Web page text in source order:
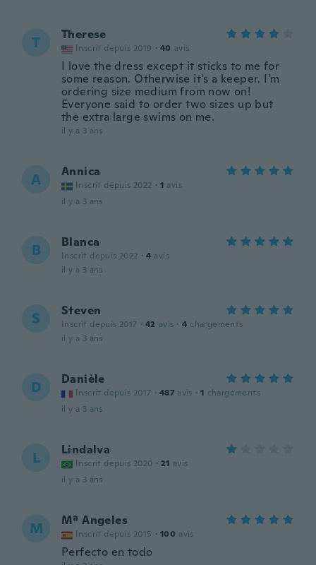
T Therese
Inscrit depuis 2019 · 40 avis
I love the dress except it sticks to me for
some reason. Otherwise it's a keeper. I'm
ordering size medium from now on!
Everyone said to order two sizes up but
the extra large swims on me.
il y a 3 ans
A Annica
Inscrit depuis 2022 · 1 avis
il y a 3 ans
B Blanca
Inscrit depuis 2022 · 4 avis
il y a 3 ans
S Steven
Inscrit depuis 2017 · 42 avis · 4 chargements
il y a 3 ans
D Danièle
Inscrit depuis 2017 · 487 avis · 1 chargements
il y a 3 ans
L Lindalva
Inscrit depuis 2020 · 21 avis
il y a 3 ans
M Mª Angeles
Inscrit depuis 2015 · 100 avis
Perfecto en todo